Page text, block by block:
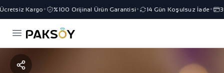
Kargo✦ %100 Orijinal Ürün Garantisi✦ 14 Gün Koşulsuz İade✦ 3